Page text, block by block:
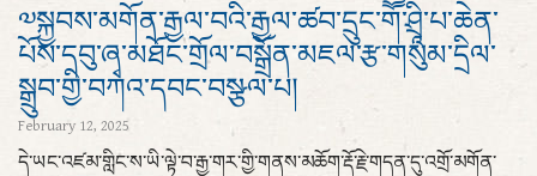
༧སྐྱབས་མགོན་རྒྱལ་བའི་རྒྱལ་ཚབ་དྲུང་གཽ་ཤྲཱི་པ་ཆེན་
པོས་དབུ་ཞྭ་མཐོང་གྲོལ་བསྒྲོན་མཇལ་རྩ་གསུམ་དྲིལ་
སྒྲུབ་གྱི་བཀའ་དབང་བསྩལ་པ།
February 12, 2025
དེ་ཡང་འཛམ་གླིང་ས་ཡི་ལྟེ་བ་རྒྱ་གར་གྱི་གནས་མཆོག་རྡོ་རྗེ་གདན་དུ་འགྲོ་མགོན་